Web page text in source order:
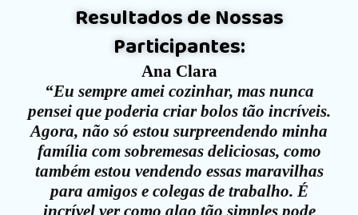
Resultados de Nossas
Participantes:
Ana Clara
“Eu sempre amei cozinhar, mas nunca
pensei que poderia criar bolos tão incríveis.
Agora, não só estou surpreendendo minha
família com sobremesas deliciosas, como
também estou vendendo essas maravilhas
para amigos e colegas de trabalho. É
incrível ver como algo tão simples pode